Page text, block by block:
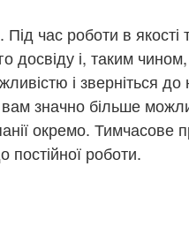
час роботи в якості
досвіду і, таким
і зверніться
значно більше
окремо.
роботи.